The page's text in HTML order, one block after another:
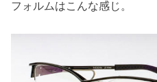
フォルムはこんな感じ。